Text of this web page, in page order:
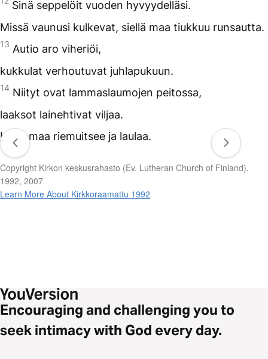
Sinä seppelöit vuoden hyvyydelläsi.
Missä vaunusi kulkevat, siellä maa tiukkuu runsautta.
13 Autio aro viheriöi,
kukkulat verhoutuvat juhlapukuun.
14 Niityt ovat lammaslaumojen peitossa,
laaksot lainehtivat viljaa.
Koko maa riemuitsee ja laulaa.
Copyright Kirkon keskusrahasto (Ev. Lutheran Church of Finland),
1992, 2007
Learn More About Kirkkoraamattu 1992
Encouraging and challenging you to
seek intimacy with God every day.